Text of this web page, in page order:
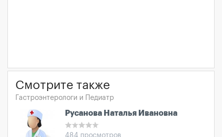
Смотрите также
Гастроэнтерологи и Педиатр
Русанова Наталья Ивановна
484 просмотров